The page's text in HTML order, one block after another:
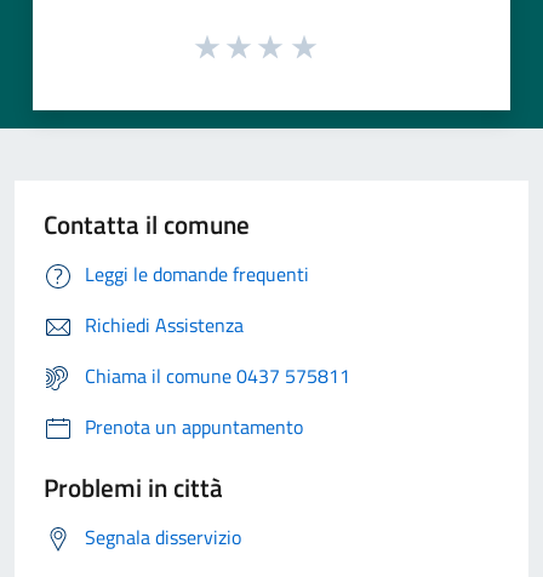
Contatta il comune
Leggi le domande frequenti
Richiedi Assistenza
Chiama il comune 0437 575811
Prenota un appuntamento
Problemi in città
Segnala disservizio